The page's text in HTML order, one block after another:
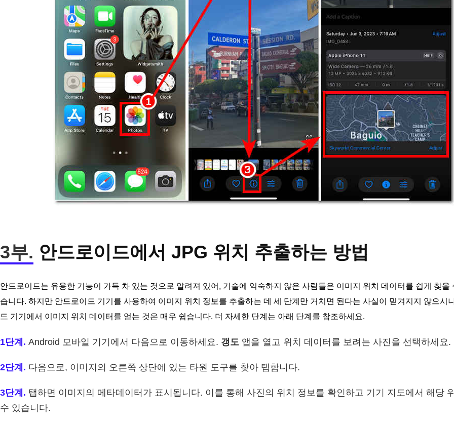
3부. 안드로이드에서 JPG 위치 추출하는 방법
안드로이드는 유용한 기능이 가득 차 있는 것으로 알려져 있어, 기술에 익숙하지 않은 사람들은 이미지 위치 데이터를 쉽게 찾을
습니다. 하지만 안드로이드 기기를 사용하여 이미지 위치 정보를 추출하는 데 세 단계만 거치면 된다는 사실이 믿겨지지 않으시
드 기기에서 이미지 위치 데이터를 얻는 것은 매우 쉽습니다. 더 자세한 단계는 아래 단계를 참조하세요.
1단계. Android 모바일 기기에서 다음으로 이동하세요. 갱도 앱을 열고 위치 데이터를 보려는 사진을 선택하세요.
2단계. 다음으로, 이미지의 오른쪽 상단에 있는 타원 도구를 찾아 탭합니다.
3단계. 탭하면 이미지의 메타데이터가 표시됩니다. 이를 통해 사진의 위치 정보를 확인하고 기기 지도에서 해당
수 있습니다.